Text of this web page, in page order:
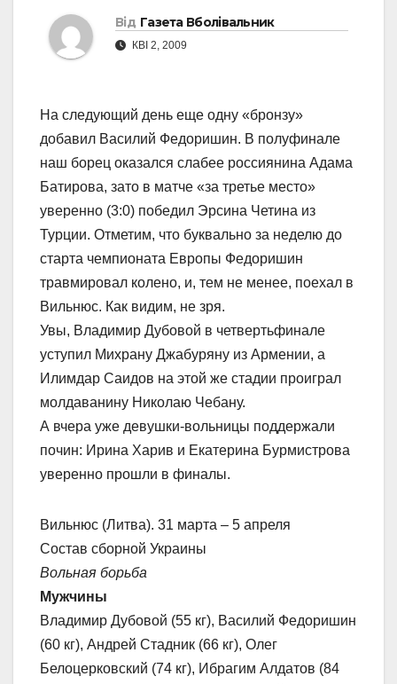
Від Газета Вболівальник
КВІ 2, 2009
На следующий день еще одну «бронзу»
добавил Василий Федоришин. В полуфинале
наш борец оказался слабее россиянина Адама
Батирова, зато в матче «за третье место»
уверенно (3:0) победил Эрсина Четина из
Турции. Отметим, что буквально за неделю до
старта чемпионата Европы Федоришин
травмировал колено, и, тем не менее, поехал в
Вильнюс. Как видим, не зря.
Увы, Владимир Дубовой в четвертьфинале
уступил Михрану Джабуряну из Армении, а
Илимдар Саидов на этой же стадии проиграл
молдаванину Николаю Чебану.
А вчера уже девушки-вольницы поддержали
почин: Ирина Харив и Екатерина Бурмистрова
уверенно прошли в финалы.
Вильнюс (Литва). 31 марта – 5 апреля
Состав сборной Украины
Вольная борьба
Мужчины
Владимир Дубовой (55 кг), Василий Федоришин
(60 кг), Андрей Стадник (66 кг), Олег
Белоцерковский (74 кг), Ибрагим Алдатов (84